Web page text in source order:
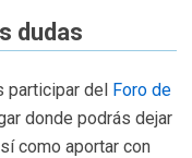
dudas
participar del Foro de
donde podrás dejar
como aportar con